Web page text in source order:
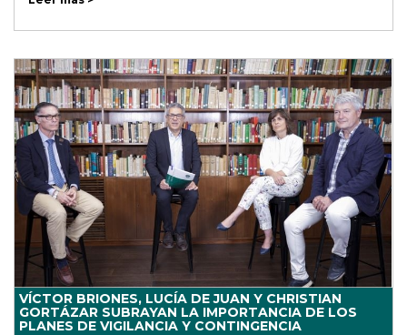
VÍCTOR BRIONES, LUCÍA DE JUAN Y CHRISTIAN
GORTÁZAR SUBRAYAN LA IMPORTANCIA DE LOS
PLANES DE VIGILANCIA Y CONTINGENCIA